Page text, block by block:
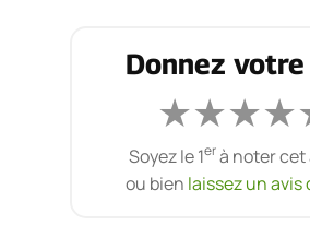
Donnez
★★★★
Soyez le 1erà noter
ou bien laissez un avis